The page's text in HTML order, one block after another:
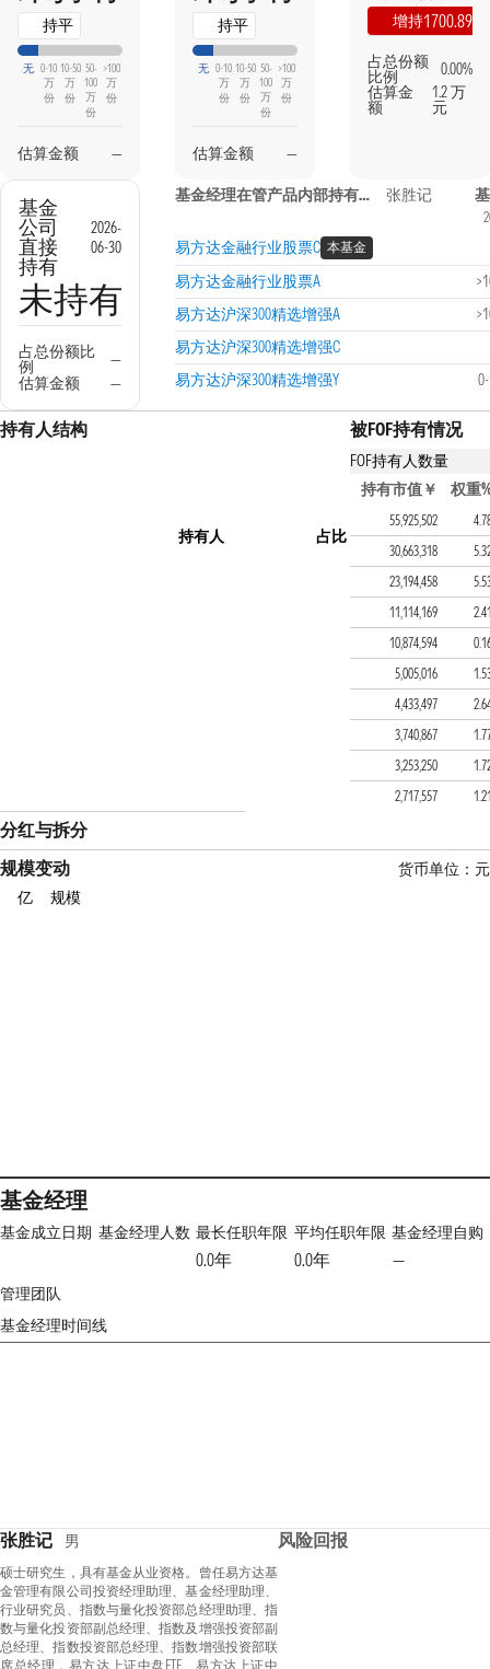
持平
无 0-10
万
份
10-50
万
份
50-
100
万
份
>100
万
份
估算金额 —
持平
无 0-10
万
份
10-50
万
份
50-
100
万
份
>100
万
份
估算金额 —
增持1700.89%
占总份额
比例
0.00%
估算金
额
1.2 万
元
基金
公司
直接
持有
2026-
06-30
未持有
占总份额比
例
—
估算金额
—
基金经理在管产品内部持有信息 张胜记
易方达金融行业股票C 本基金
易方达金融行业股票A
易方达沪深300精选增强A
易方达沪深300精选增强C
易方达沪深300精选增强Y
持有人结构
持有人 占比
被FOF持有情况
FOF持有人数量
持有该基金的FOF产
持有市值￥ 权重
易方达优势领航六个月
55,925,502
易方达优势价值一年持
30,663,318
易方达优势驱动一年持
23,194,458
广发优选配置混合（
11,114,169
华安盈瑞稳健优选6个
10,874,594
易方达优势风华六个月
5,005,016
易方达优选星汇六个月
4,433,497
建信优享平衡养老目标
3,740,867
民生加银康宁平衡养老
3,253,250
易方达汇康稳健养老一
2,717,557
分红与拆分
规模变动
货币单位：元
亿
规模
基金经理
基金成立日期 基金经理人数 最长任职年限
0.0年
平均任职年限
0.0年
基金经理自购
—
管理团队
基金经理时间线
张胜记 男
硕士研究生，具有基金从业资格。曾任易方达基
金管理有限公司投资经理助理、基金经理助理、
行业研究员、指数与量化投资部总经理助理、指
数与量化投资部副总经理、指数及增强投资部副
总经理、指数投资部总经理、指数增强投资部联
席总经理，易方达上证中盘ETF、易方达上证中
风险回报